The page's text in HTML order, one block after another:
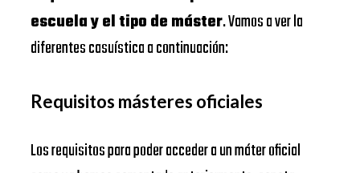
escuela y el tipo de máster. Vamos a ver la
diferentes casuística a continuación:
Requisitos másteres oficiales
Los requisitos para poder acceder a un máter oficial